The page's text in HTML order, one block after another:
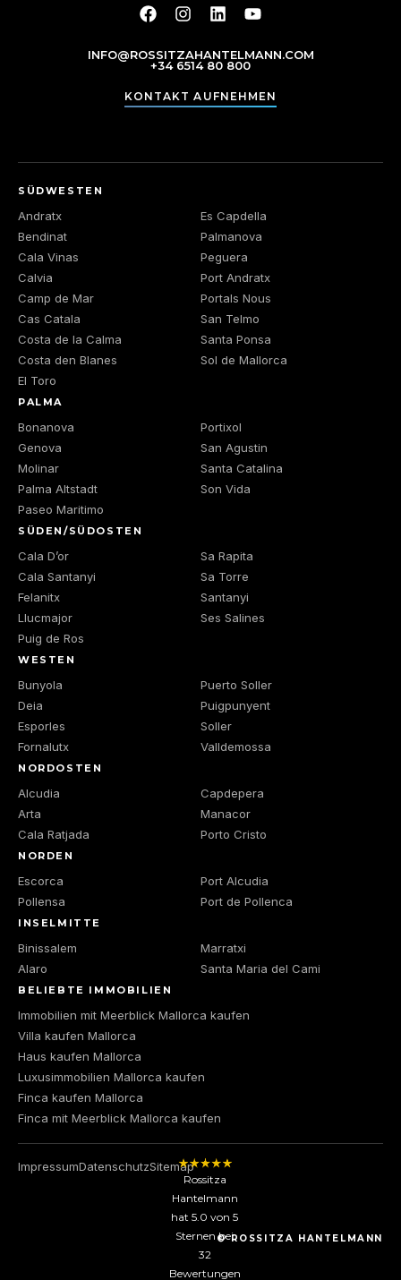
INFO@ROSSITZAHANTELMANN.COM
+34 6514 80 800
KONTAKT AUFNEHMEN
SÜDWESTEN
Andratx
Bendinat
Cala Vinas
Calvia
Camp de Mar
Cas Catala
Costa de la Calma
Costa den Blanes
El Toro
Es Capdella
Palmanova
Peguera
Port Andratx
Portals Nous
San Telmo
Santa Ponsa
Sol de Mallorca
PALMA
Bonanova
Genova
Molinar
Palma Altstadt
Paseo Maritimo
Portixol
San Agustin
Santa Catalina
Son Vida
SÜDEN/SÜDOSTEN
Cala D’or
Cala Santanyi
Felanitx
Llucmajor
Puig de Ros
Sa Rapita
Sa Torre
Santanyi
Ses Salines
WESTEN
Bunyola
Deia
Esporles
Fornalutx
Puerto Soller
Puigpunyent
Soller
Valldemossa
NORDOSTEN
Alcudia
Arta
Cala Ratjada
Capdepera
Manacor
Porto Cristo
NORDEN
Escorca
Pollensa
Port Alcudia
Port de Pollenca
INSELMITTE
Binissalem
Alaro
Marratxi
Santa Maria del Cami
BELIEBTE IMMOBILIEN
Immobilien mit Meerblick Mallorca kaufen
Villa kaufen Mallorca
Haus kaufen Mallorca
Luxusimmobilien Mallorca kaufen
Finca kaufen Mallorca
Finca mit Meerblick Mallorca kaufen
ImpressumDatenschutzSitemap
Rossitza
Hantelmann
hat5.0 von5
Sternen bei
32
Bewertungen
© ROSSITZA HANTELMANN